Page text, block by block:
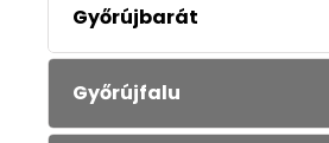
Győrújbarát
Győrújfalu